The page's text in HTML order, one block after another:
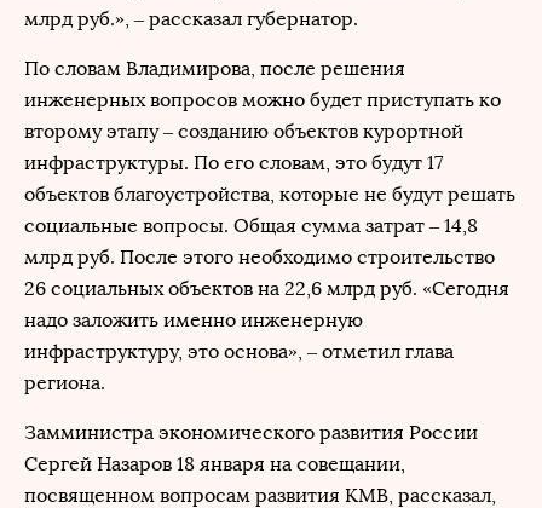
млрд руб.», – рассказал губернатор.
По словам Владимирова, после решения
инженерных вопросов можно будет приступать ко
второму этапу – созданию объектов курортной
инфраструктуры. По его словам, это будут 17
объектов благоустройства, которые не будут решать
социальные вопросы. Общая сумма затрат – 14,8
млрд руб. После этого необходимо строительство
26 социальных объектов на 22,6 млрд руб. «Сегодня
надо заложить именно инженерную
инфраструктуру, это основа», – отметил глава
региона.
Замминистра экономического развития России
Сергей Назаров 18 января на совещании,
посвященном вопросам развития КМВ, рассказал,